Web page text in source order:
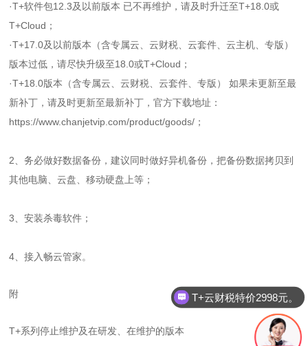
·T+软件包12.3及以前版本 已不再维护，请及时升迁至T+18.0或
T+Cloud；
·T+17.0及以前版本（含专属云、云财税、云套件、云主机、专版）
版本过低，请尽快升级至18.0或T+Cloud；
·T+18.0版本（含专属云、云财税、云套件、专版） 如果未更新至最
新补丁，请及时更新至最新补丁，官方下载地址：
https://www.chanjetvip.com/product/goods/；
2、务必做好数据备份，建议同时做好异机备份，把备份数据拷贝到
其他电脑、云盘、移动硬盘上等；
3、安装杀毒软件；
4、接入畅云管家。
附
T+系列停止维护及在研发、在维护的版本
T+云财税特价2998元。